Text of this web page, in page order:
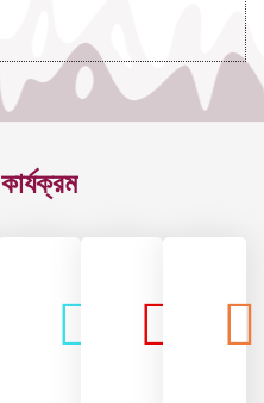
কার্যক্রম